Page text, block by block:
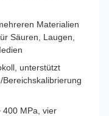
Materialien
Säuren, Laugen,
unterstützt
400 MPa, vier